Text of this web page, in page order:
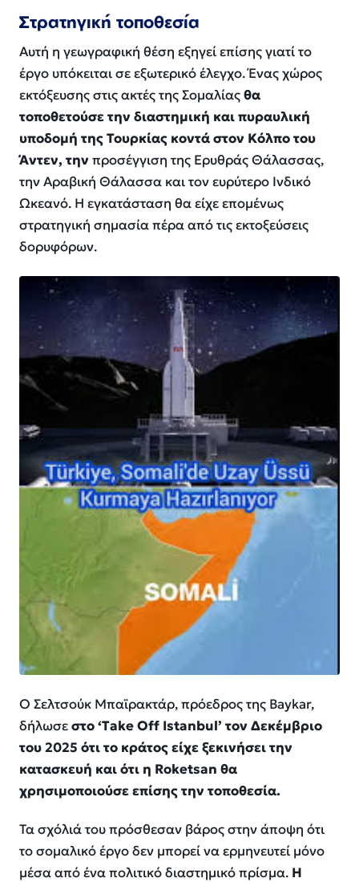
Στρατηγική τοποθεσία
Αυτή η γεωγραφική θέση εξηγεί επίσης γιατί το
έργο υπόκειται σε εξωτερικό έλεγχο. Ένας χώρος
εκτόξευσης στις ακτές της Σομαλίαςθα
τοποθετούσε την διαστημική και πυραυλική
υποδομή της Τουρκίας κοντά στον Κόλπο του
Άντεν, τηνπροσέγγιση της Ερυθράς Θάλασσας,
την Αραβική Θάλασσα και τον ευρύτερο Ινδικό
Ωκεανό. Η εγκατάσταση θα είχε επομένως
στρατηγική σημασία πέρα ​​από τις εκτοξεύσεις
δορυφόρων.
Ο Σελτσούκ Μπαϊρακτάρ, πρόεδρος της Baykar,
δήλωσεστο ‘Take Off Istanbul’ τον Δεκέμβριο
του 2025 ότι το κράτος είχε ξεκινήσει την
κατασκευή και ότι η Roketsan θα
χρησιμοποιούσε επίσης την τοποθεσία.
Τα σχόλιά του πρόσθεσαν βάρος στην άποψη ότι
το σομαλικό έργο δεν μπορεί να ερμηνευτεί μόνο
μέσα από ένα πολιτικό διαστημικό πρίσμα. Η